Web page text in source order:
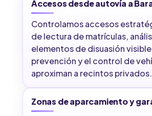
Accesos desde autovía a
Controlamos accesos
de lectura de matrículas,
elementos de disuasión
prevención y el control de
aproximan a recintos privados.
Zonas de aparcamiento y